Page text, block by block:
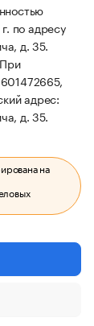
по адресу
д. 35.
При
адрес:
д. 35.
на